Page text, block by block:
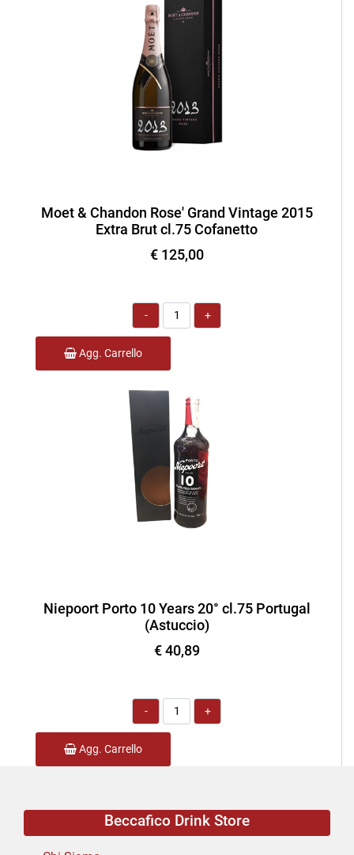
Moet & Chandon Rose' Grand Vintage 2015
Extra Brut cl.75 Cofanetto
€ 125,00
Quantità
Agg. Carrello
Niepoort Porto 10 Years 20° cl.75 Portugal
(Astuccio)
€ 40,89
Quantità
Agg. Carrello
Beccafico Drink Store